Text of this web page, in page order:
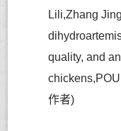
Lili,Zhang
quality, and
作者)